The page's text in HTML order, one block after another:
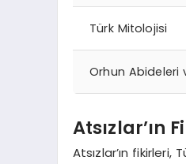
Türk Mitolojisi
Orhun Abideleri
Atsızlar’ın
Atsızlar’ın fikirleri,